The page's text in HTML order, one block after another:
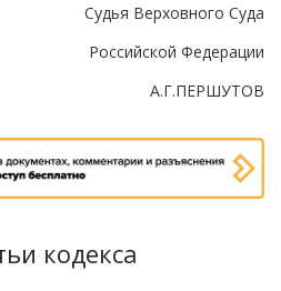
Судья Верховного Суда
Российской Федерации
А.Г.ПЕРШУТОВ
кодекса